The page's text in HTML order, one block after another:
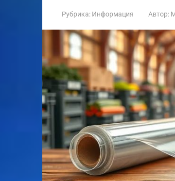
Рубрика: Информация Автор: